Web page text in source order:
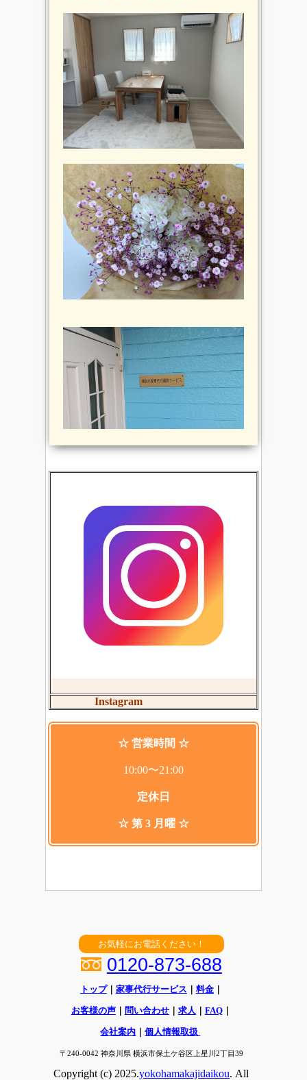
Instagram
☆ 営業時間 ☆
10:00〜21:00
定休日
☆ 第 3 月曜 ☆
お気軽にお電話ください！
0120-873-688
トップ｜ 家事代行サービス 料金｜
お客様の声｜ 問い合わせ｜ 求人 FAQ｜
会社案内 ｜個人情報取扱
〒240-0042 神奈川県 横浜市保土ケ谷区上星川2丁目39
Copyright (c) 2025.yokohamakajidaikou. All